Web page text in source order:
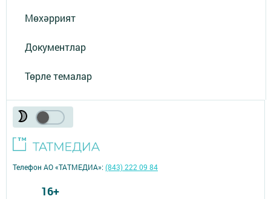
Мөхәррият
Документлар
Төрле темалар
Телефон АО «ТАТМЕДИА»:(843) 222 09 84
16+